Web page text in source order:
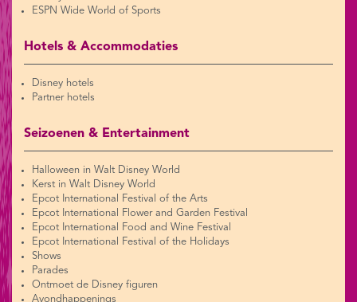
ESPN Wide World of Sports
Hotels & Accommodaties
Disney hotels
Partner hotels
Seizoenen & Entertainment
Halloween in Walt Disney World
Kerst in Walt Disney World
Epcot International Festival of the Arts
Epcot International Flower and Garden Festival
Epcot International Food and Wine Festival
Epcot International Festival of the Holidays
Shows
Parades
Ontmoet de Disney figuren
Avondhappenings